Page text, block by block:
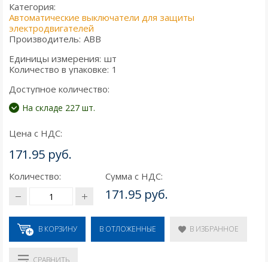
Категория:
Автоматические выключатели для защиты
электродвигателей
Производитель: ABB
Единицы измерения: шт
Количество в упаковке: 1
Доступное количество:
На складе 227 шт.
Цена с НДС:
171.95 руб.
Количество: Сумма с НДС:
171.95 руб.
В КОРЗИНУ В ОТЛОЖЕННЫЕ В ИЗБРАННОЕ
СРАВНИТЬ